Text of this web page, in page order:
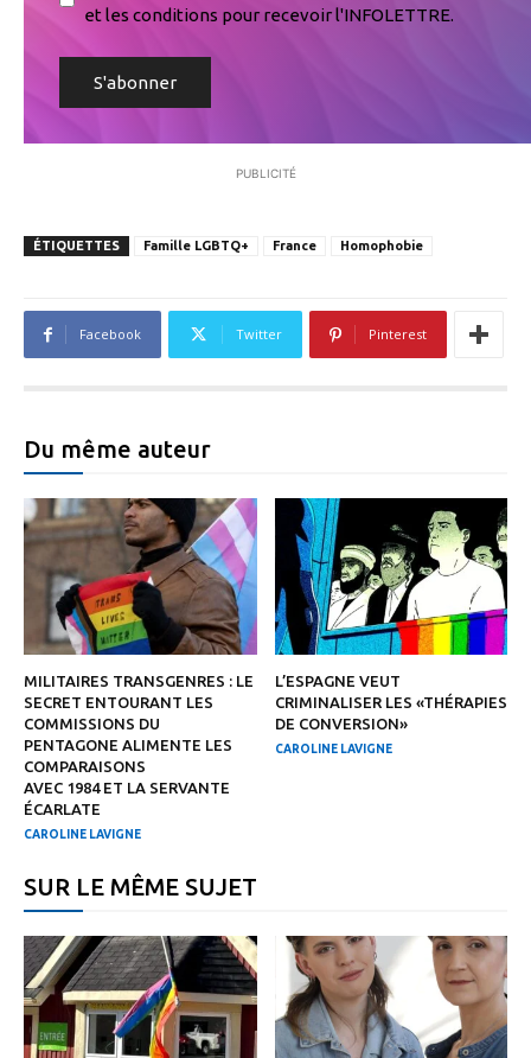
et les conditions pour recevoir l'INFOLETTRE.
PUBLICITÉ
ÉTIQUETTES Famille LGBTQ+ France Homophobie
Facebook Twitter Pinterest
Du même auteur
MILITAIRES TRANSGENRES : LE
SECRET ENTOURANT LES
COMMISSIONS DU
PENTAGONE ALIMENTE LES
COMPARAISONS
AVEC 1984 ET LA SERVANTE
ÉCARLATE
CAROLINE LAVIGNE
L’ESPAGNE VEUT
CRIMINALISER LES «THÉRAPIES
DE CONVERSION»
CAROLINE LAVIGNE
SUR LE MÊME SUJET